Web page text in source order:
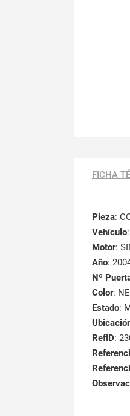
FICHA
Pieza:
Vehículo
Motor:
Año:
Nº
Color:
Estado:
RefID: